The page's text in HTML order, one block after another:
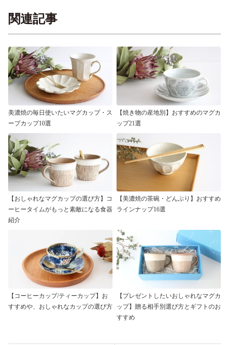
関連記事
美濃焼の毎日使いたいマグカップ・ス
ープカップ10選
【焼き物の産地別】おすすめのマグカ
ップ21選
【おしゃれなマグカップの選び方】コ
ーヒータイムがもっと素敵になる食器
紹介
【美濃焼の茶碗・どんぶり】おすすめ
ラインナップ16選
【コーヒーカップ/ティーカップ】お
すすめや、おしゃれなカップの選び方
【プレゼントしたいおしゃれなマグカ
ップ】贈る相手別選び方とギフトのお
すすめ